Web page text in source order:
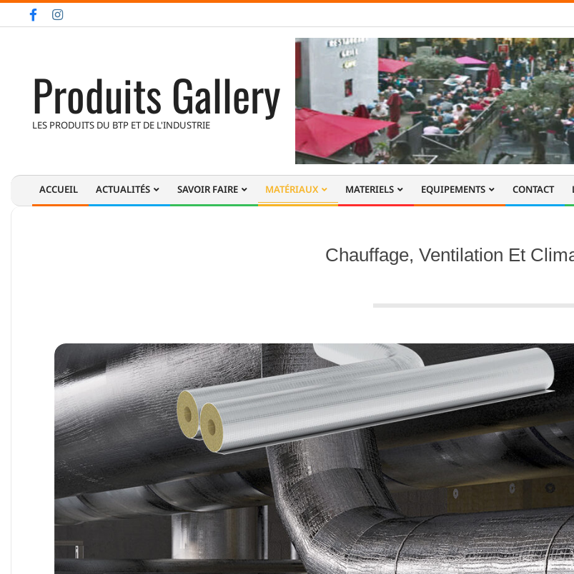
to
Produits Gallery
LES PRODUITS DU BTP ET DE L'INDUSTRIE
Primary
ACCUEIL ACTUALITÉS SAVOIR FAIRE MATÉRIAUX MATERIELS EQUIPEMENTS CONTACT
Chauffage, Ventilation Et